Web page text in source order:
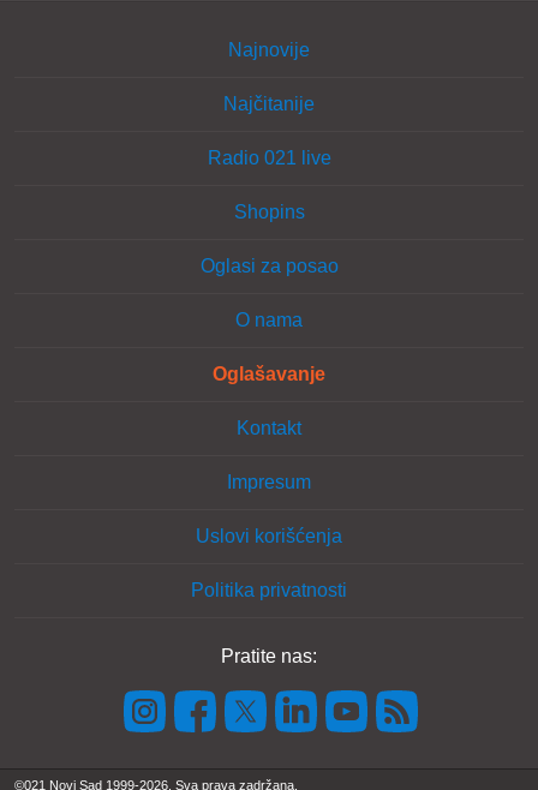
Najnovije
Najčitanije
Radio 021 live
Shopins
Oglasi za posao
O nama
Oglašavanje
Kontakt
Impresum
Uslovi korišćenja
Politika privatnosti
Pratite nas:
©021 Novi Sad 1999-2026. Sva prava zadržana.